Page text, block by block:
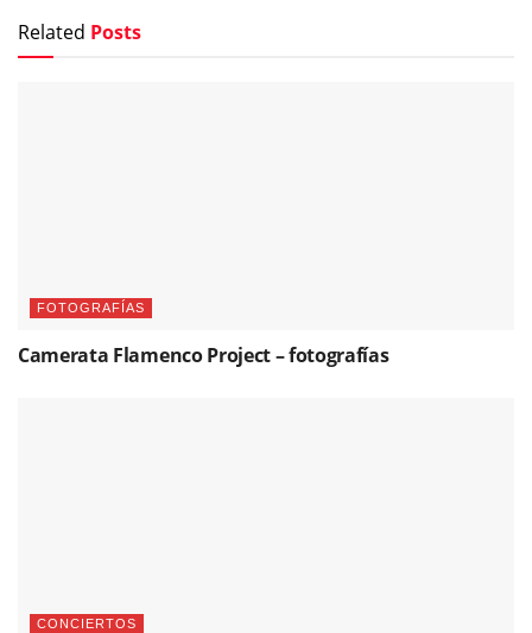
Related Posts
FOTOGRAFÍAS
Camerata Flamenco Project – fotografías
CONCIERTOS